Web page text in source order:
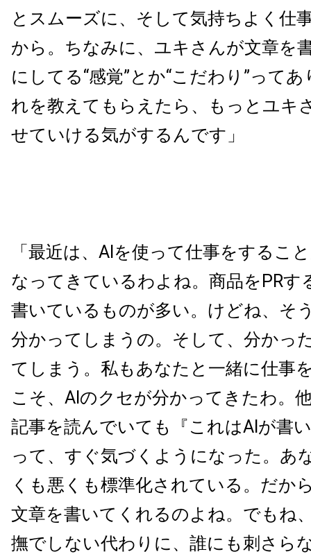
とスムーズに、そして気持ちよく仕
から。ちなみに、ユキさんが文章を
にしてる“感覚”とか“こだわり”って
れを教えてもらえたら、もっとユキ
せていける気がするんです」
「最近は、AIを使って仕事をするこ
なってきているわよね。商品をPRす
書いているものが多い。けどね、そ
分かってしまうの。そして、分かっ
てしまう。私もあなたと一緒に仕事
こそ、AIのクセが分かってきたわ。
記事を読んでいても『これはAIが書
って、すぐ気づくようになった。あ
くも悪くも標準化されている。だか
文章を書いてくれるのよね。でもね
撫でしない代わりに、誰にも刺さら